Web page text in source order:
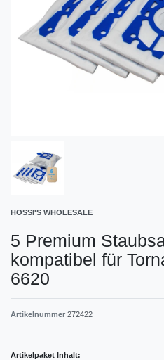
HOSSI'S WHOLESALE
5 Premium
kompatibel für
6620
Artikelnummer 272422
Artikelpaket Inhalt: